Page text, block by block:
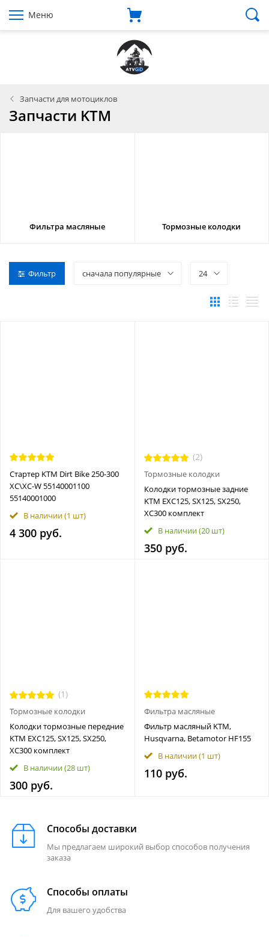
Меню
Запчасти для мотоциклов
Запчасти KTM
Фильтра масляные Тормозные колодки
Фильтр сначала популярные 24
Стартер KTM Dirt Bike 250-300
XC\XC-W 55140001100
55140001000
В наличии(1 шт)
4 300 руб.
(2)
Тормозные колодки
Колодки тормозные задние
KTM EXC125, SX125, SX250,
XC300 комплект
В наличии(20 шт)
350 руб.
(1)
Тормозные колодки
Колодки тормозные передние
KTM EXC125, SX125, SX250,
XC300 комплект
В наличии(28 шт)
300 руб.
Фильтра масляные
Фильтр масляный KTM,
Husqvarna, Betamotor HF155
В наличии(1 шт)
110 руб.
Способы доставки
Мы предлагаем широкий выбор способов получения
заказа
Способы оплаты
Для вашего удобства